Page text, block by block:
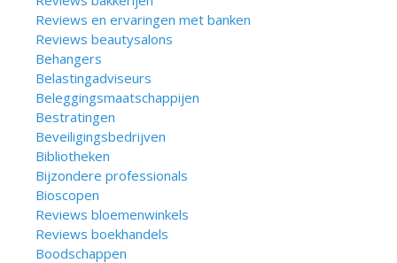
Reviews en ervaringen met banken
Reviews beautysalons
Behangers
Belastingadviseurs
Beleggingsmaatschappijen
Bestratingen
Beveiligingsbedrijven
Bibliotheken
Bijzondere professionals
Bioscopen
Reviews bloemenwinkels
Reviews boekhandels
Boodschappen